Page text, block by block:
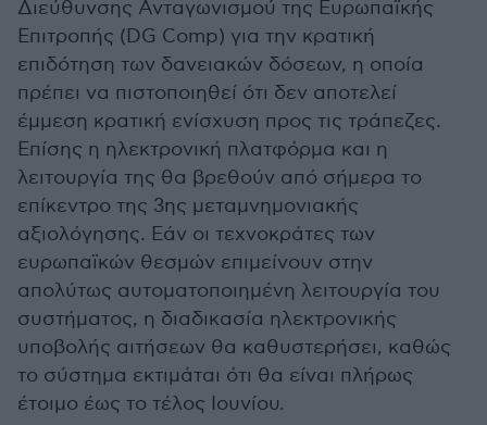
Διεύθυνσης Ανταγωνισμού της Ευρωπαϊκής
Επιτροπής (DG Comp) για την κρατική
επιδότηση των δανειακών δόσεων, η οποία
πρέπει να πιστοποιηθεί ότι δεν αποτελεί
έμμεση κρατική ενίσχυση προς τις τράπεζες.
Επίσης η ηλεκτρονική πλατφόρμα και η
λειτουργία της θα βρεθούν από σήμερα το
επίκεντρο της 3ης μεταμνημονιακής
αξιολόγησης. Εάν οι τεχνοκράτες των
ευρωπαϊκών θεσμών επιμείνουν στην
απολύτως αυτοματοποιημένη λειτουργία του
συστήματος, η διαδικασία ηλεκτρονικής
υποβολής αιτήσεων θα καθυστερήσει, καθώς
το σύστημα εκτιμάται ότι θα είναι πλήρως
έτοιμο έως το τέλος Ιουνίου.